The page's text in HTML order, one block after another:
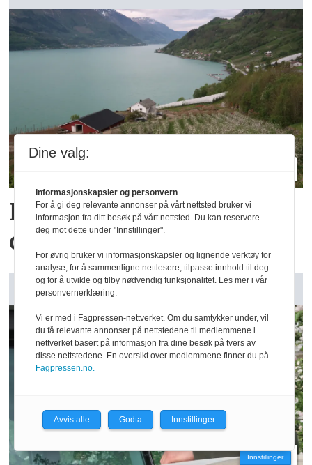
Reidar har million­
omsetning fra 75 dekar
GARDSANALYSE: Vår kommentar
Innstillinger
Dine valg:
Informasjonskapsler og personvern
For å gi deg relevante annonser på vårt nettsted bruker vi
informasjon fra ditt besøk på vårt nettsted. Du kan reservere
deg mot dette under "Innstillinger".
For øvrig bruker vi informasjonskapsler og lignende verktøy for
analyse, for å sammenligne nettlesere, tilpasse innhold til deg
og for å utvikle og tilby nødvendig funksjonalitet. Les mer i vår
personvernerklæring.
Vi er med i Fagpressen-nettverket. Om du samtykker under, vil
du få relevante annonser på nettstedene til medlemmene i
nettverket basert på informasjon fra dine besøk på tvers av
disse nettstedene. En oversikt over medlemmene finner du på
Fagpressen.no.
Avvis alle Godta Innstillinger